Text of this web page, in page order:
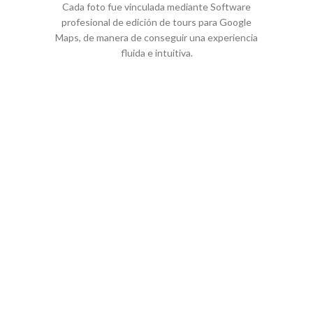
Cada foto fue vinculada mediante Software
profesional de edición de tours para Google
Maps, de manera de conseguir una experiencia
fluida e intuitiva.